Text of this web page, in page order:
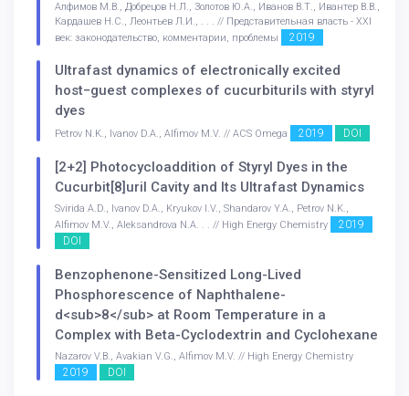
Алфимов М.В., Добрецов Н.Л., Золотов Ю.А., Иванов В.Т., Ивантер В.В.,
Кардашев Н.С., Леонтьев Л.И., . . . // Представительная власть - XXI
век: законодательство, комментарии, проблемы
2019
Ultrafast dynamics of electronically excited
host−guest complexes of cucurbiturils with styryl
dyes
Petrov N.K., Ivanov D.A., Alfimov M.V. // ACS Omega 2019 DOI
[2+2] Photocycloaddition of Styryl Dyes in the
Cucurbit[8]uril Cavity and Its Ultrafast Dynamics
Svirida A.D., Ivanov D.A., Kryukov I.V., Shandarov Y.A., Petrov N.K.,
Alfimov M.V., Aleksandrova N.A. . . // High Energy Chemistry
2019
DOI
Benzophenone-Sensitized Long-Lived
Phosphorescence of Naphthalene-
d<sub>8</sub> at Room Temperature in a
Complex with Beta-Cyclodextrin and Cyclohexane
Nazarov V.B., Avakian V.G., Alfimov M.V. // High Energy Chemistry
2019 DOI